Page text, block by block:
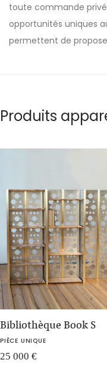
toute commande
opportunités uniques
permettent de
Produits
Bibliothèque Book S
PIÈCE UNIQUE
25 000 €